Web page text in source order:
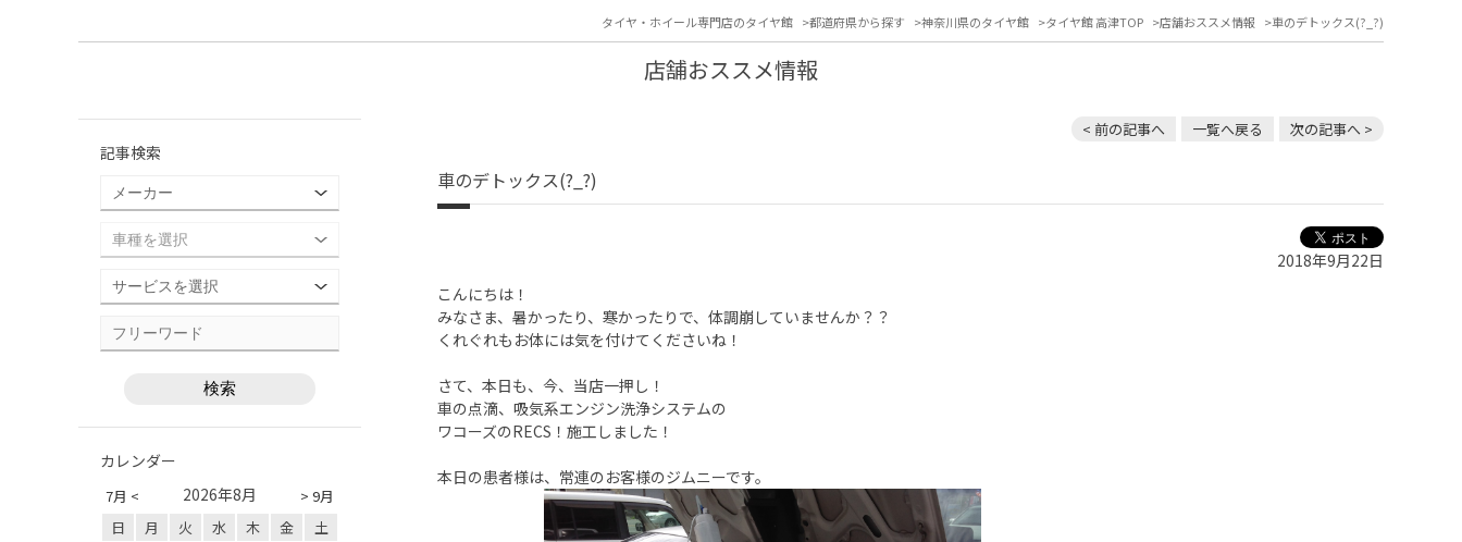
タイヤ・ホイール専門店のタイヤ館 都道府県から探す 神奈川県のタイヤ館 タイヤ館 高津TOP 店舗おススメ情報 車のデトックス(?_?)
店舗おススメ情報
< 前の記事へ 一覧へ戻る 次の記事へ >
車のデトックス(?_?)
2018年9月22日
こんにちは！
みなさま、暑かったり、寒かったりで、体調崩していませんか？？
くれぐれもお体には気を付けてくださいね！
さて、本日も、今、当店一押し！
車の点滴、吸気系エンジン洗浄システムの
ワコーズのRECS！施工しました！
本日の患者様は、常連のお客様のジムニーです。
記事検索
カレンダー
7月 < > 9月
2026年8月
日 月 火 水 木 金
土